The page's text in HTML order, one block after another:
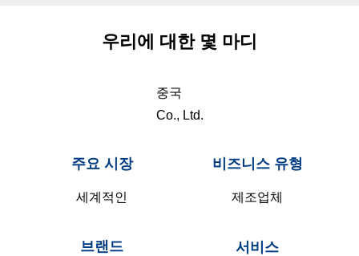
우리에 대한 몇 마디
중국
Co., Ltd.
주요 시장
세계적인
비즈니스 유형
제조업체
브랜드 서비스